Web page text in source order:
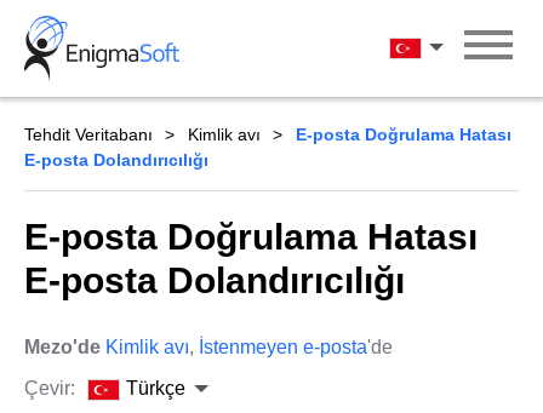
Skip
content
Türkçe
Tehdit Veritabanı Kimlik avı
E-posta Doğrulama Hatası
E-posta Dolandırıcılığı
E-posta Doğrulama Hatası
E-posta Dolandırıcılığı
Mezo'de Kimlik avı, İstenmeyen e-posta'de
Çevir:
Türkçe